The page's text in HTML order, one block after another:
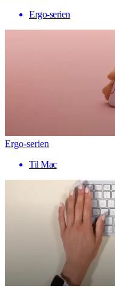
Ergo-serien
Ergo-serien
Til Mac